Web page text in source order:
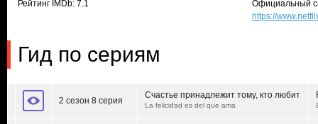
Рейтинг IMDb: 7.1
Официальный
https://
Гид по сериям
2 сезон 8 серия
Счастье принадлежит тому, кто любит
La felicidad es del que ama